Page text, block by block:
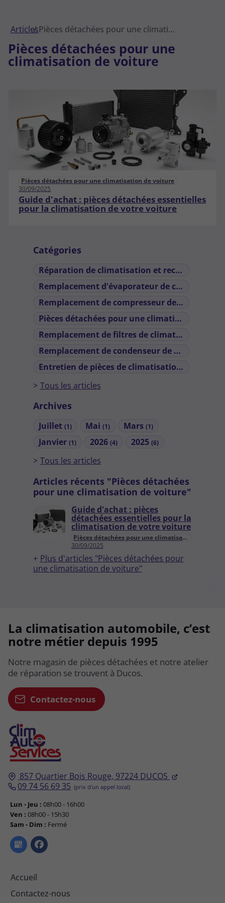
857 Quartier Bois Rouge, 97224 DUCOS
09 74 56 69 35
Lun - Jeu : 08h00 - 16h00
Ven : 08h00 - 15h30
Sam - Dim : Fermé
Accueil
Contactez-nous
La climatisation automobile, c’est
notre métier depuis 1995
Notre magasin de pièces détachées et notre atelier
de réparation se trouvent à Ducos.
Contactez-nous
Catégories
Réparation de climatisation et recharge
Remplacement d'évaporateur de climatiseur automobile
Remplacement de compresseur de climatiseur de voiture
Pièces détachées pour une climatisation de voiture
Remplacement de filtres de climatisation automobile défaillants
Remplacement de condenseur de climatisation
Entretien de pièces de climatisation automobile
Tous les articles
Archives
Juillet (1) Mai(1) Mars(1)
Janvier (1) 2026(4) 2025(6)
Tous les articles
Articles récents "Pièces détachées
pour une climatisation de voiture"
Pièces détachées pour une climatisation de voiture
30/09/2025
Guide d'achat : pièces
détachées essentielles pour la
climatisation de votre voiture
Plus d'articles "Pièces détachées pour
une climatisation de voiture"
Articles Pièces détachées pour une climatisation de voiture
Pièces détachées pour une
climatisation de voiture
Pièces détachées pour une climatisation de voiture
30/09/2025
Guide d'achat : pièces détachées essentielles
pour la climatisation de votre voiture
857 Quartier Bois Rouge, 97224 DUCOS
09 74 56 69 35
Lun - Jeu : 08h00 - 16h00
Ven : 08h00 - 15h30
Sam - Dim : Fermé
Accueil
Contactez-nous
La climatisation automobile, c’est
notre métier depuis 1995
Notre magasin de pièces détachées et notre atelier
de réparation se trouvent à Ducos.
Contactez-nous